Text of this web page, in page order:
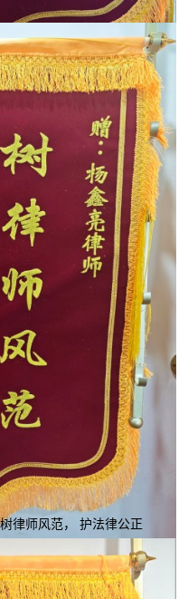
律师风范， 护法律公正